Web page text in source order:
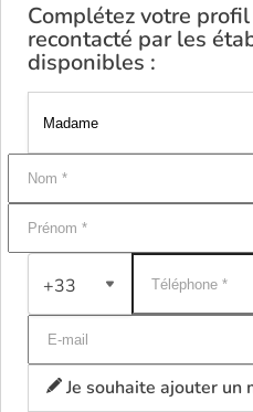
Complétez votre
recontacté par les
disponibles :
+33
Je souhaite ajouter un